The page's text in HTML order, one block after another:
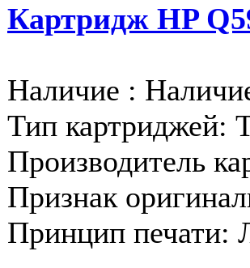
Картридж HP
Наличие :
Тип картриджей:
Производитель
Признак
Принцип печати: